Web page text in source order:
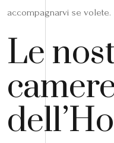
accompagnarvi se volete.
Le